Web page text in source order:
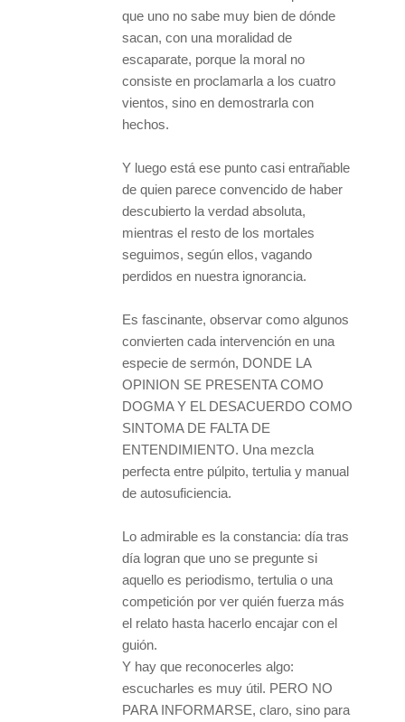
que uno no sabe muy bien de dónde
sacan, con una moralidad de
escaparate, porque la moral no
consiste en proclamarla a los cuatro
vientos, sino en demostrarla con
hechos.
Y luego está ese punto casi entrañable
de quien parece convencido de haber
descubierto la verdad absoluta,
mientras el resto de los mortales
seguimos, según ellos, vagando
perdidos en nuestra ignorancia.
Es fascinante, observar como algunos
convierten cada intervención en una
especie de sermón, DONDE LA
OPINION SE PRESENTA COMO
DOGMA Y EL DESACUERDO COMO
SINTOMA DE FALTA DE
ENTENDIMIENTO. Una mezcla
perfecta entre púlpito, tertulia y manual
de autosuficiencia.
Lo admirable es la constancia: día tras
día logran que uno se pregunte si
aquello es periodismo, tertulia o una
competición por ver quién fuerza más
el relato hasta hacerlo encajar con el
guión.
Y hay que reconocerles algo:
escucharles es muy útil. PERO NO
PARA INFORMARSE, claro, sino para